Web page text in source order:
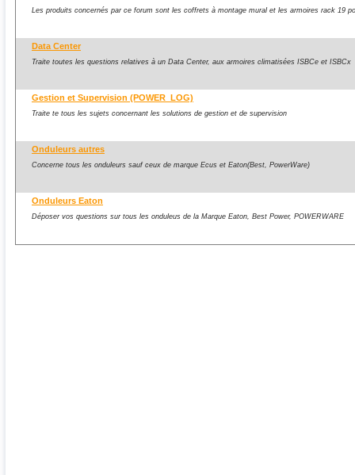
Les produits concernés par ce forum sont les coffrets à montage mural et les armoires rack 19
Data Center
Traite toutes les questions relatives à un Data Center, aux armoires climatisées ISBCe et ISBCx
Gestion et Supervision (POWER_LOG)
Traite te tous les sujets concernant les solutions de gestion et de supervision
Onduleurs autres
Concerne tous les onduleurs sauf ceux de marque Ecus et Eaton(Best, PowerWare)
Onduleurs Eaton
Déposer vos questions sur tous les onduleus de la Marque Eaton, Best Power, POWERWARE